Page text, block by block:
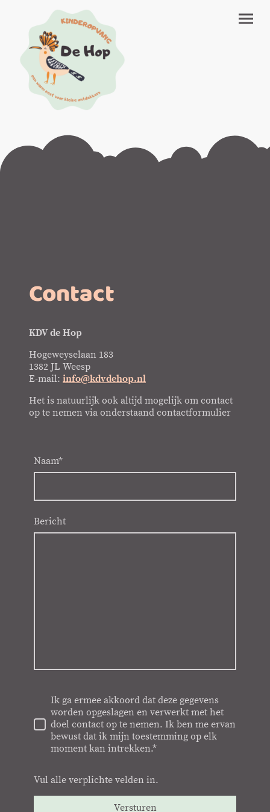
Contact
KDV de Hop
Hogeweyselaan 183
1382 JL Weesp
E-mail: info@kdvdehop.nl
Het is natuurlijk ook altijd mogelijk om contact
op te nemen via onderstaand contactformulier
Naam*
Bericht
Ik ga ermee akkoord dat deze gegevens
worden opgeslagen en verwerkt met het
doel contact op te nemen. Ik ben me ervan
bewust dat ik mijn toestemming op elk
moment kan intrekken.*
Vul alle verplichte velden in.
Versturen